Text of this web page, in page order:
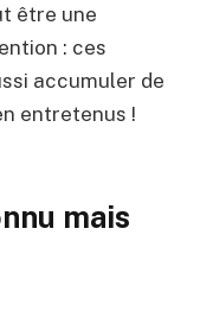
être une
: ces
accumuler de
entretenus !
mais